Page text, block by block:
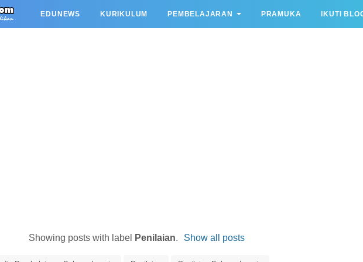
EDUNEWS KURIKULUM PEMBELAJARAN PRAMUKA IKUTI
Showing posts with label Penilaian. Show all posts